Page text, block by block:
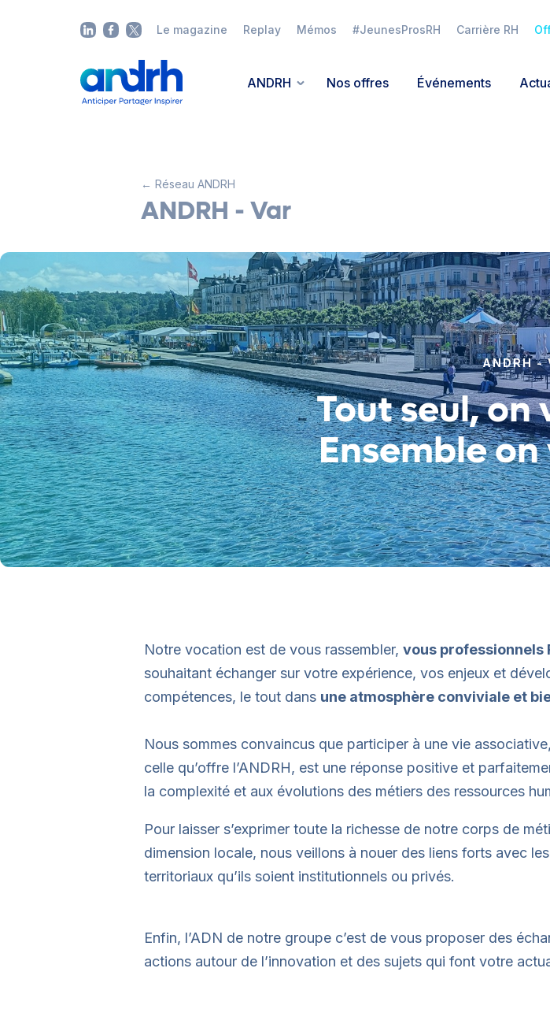
Le magazine Replay Mémos #JeunesProsRH Carrière RH
ANDRH Nos offres Événements
← Réseau ANDRH
ANDRH - Var
ANDRH -
Tout seul, on
Ensemble
Notre vocation est de vous rassembler, vous professionnels
souhaitant échanger sur votre expérience, vos enjeux et
compétences, le tout dans une atmosphère conviviale et
Nous sommes convaincus que participer à une vie
celle qu’offre l’ANDRH, est une réponse positive et
la complexité et aux évolutions des métiers des ressources
Pour laisser s’exprimer toute la richesse de notre corps de
dimension locale, nous veillons à nouer des liens forts avec
territoriaux qu’ils soient institutionnels ou privés.
Enfin, l’ADN de notre groupe c’est de vous proposer des
actions autour de l’innovation et des sujets qui font votre
Groupe WhatsApp local
Co-construire les RH de demain
Côte d'Azur - 2026